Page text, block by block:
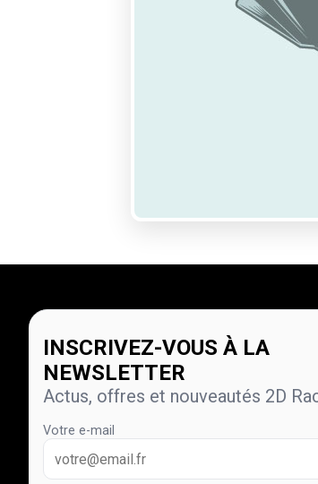
INSCRIVEZ-VOUS À LA
NEWSLETTER
Actus, offres et nouveautés 2D
Votre e-mail